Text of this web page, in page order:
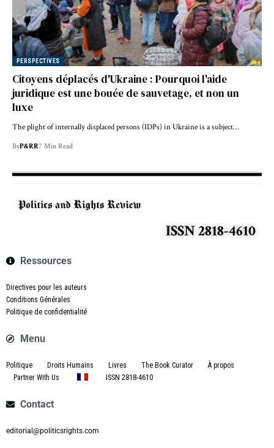
PERSPECTIVES
Citoyens déplacés d'Ukraine : Pourquoi l'aide
juridique est une bouée de sauvetage, et non un
luxe
The plight of internally displaced persons (IDPs) in Ukraine is a subject…
ByP&RR7 Min Read
ISSN 2818-4610
Ressources
Directives pour les auteurs
Conditions Générales
Politique de confidentialité
Menu
Politique Droits Humains Livres The Book Curator
À propos
Partner With Us
ISSN 2818-4610
Contact
editorial@politicsrights.com